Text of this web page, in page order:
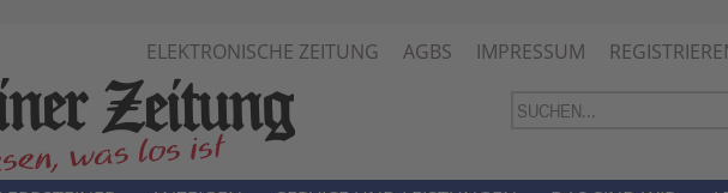
ELEKTRONISCHE ZEITUNG AGBS IMPRESSUM